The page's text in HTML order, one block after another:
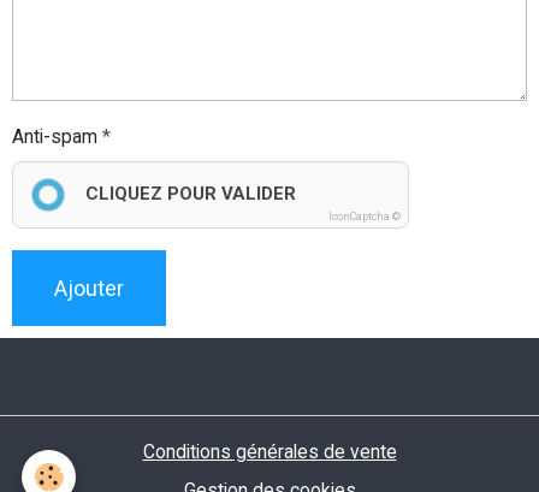
Anti-spam
CLIQUEZ POUR VALIDER
IconCaptcha ©
Ajouter
Conditions générales de vente